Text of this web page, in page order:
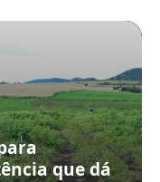
que dá